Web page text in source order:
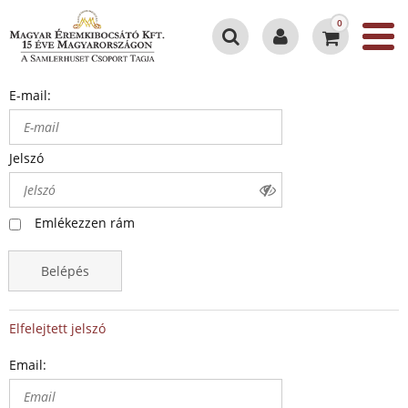
0
E-mail:
Jelszó
Emlékezzen rám
Belépés
Elfelejtett jelszó
Email: